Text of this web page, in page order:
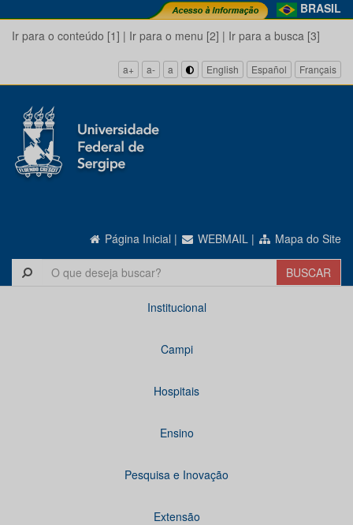
BRASIL
Ir para o conteúdo [1] | Ir para o menu [2] | Ir para a busca [3]
a+ a- a English Español Français
Página Inicial | WEBMAIL | Mapa do Site
Institucional
Campi
Hospitais
Ensino
Pesquisa e Inovação
Extensão